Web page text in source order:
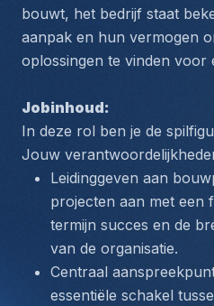
bouwt, het bedrijf staat
aanpak en hun vermogen
oplossingen te vinden voor
Jobinhoud:
In deze rol ben je de
Jouw
Leidinggeven aan
projecten aan met een
termijn succes en de
van de organisatie.
Centraal
essentiële schakel